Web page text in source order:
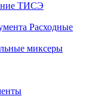
ТИСЭ
Расходные
миксеры